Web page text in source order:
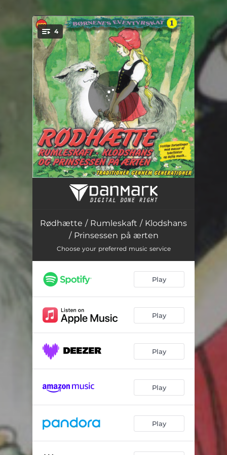
You're all set!
4
Rødhætte
Klods Hans 11:05
Prinsessen på ærten 04:21
Rødhætte / Rumleskaft / Klodshans
/ Prinsessen på ærten
Choose your preferred music service
Play
Play
Play
Play
Play